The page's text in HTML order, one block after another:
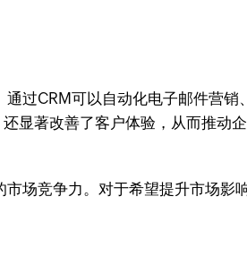
过CRM可以自动化电子邮件营销
显著改善了客户体验，从而推动
场竞争力。对于希望提升市场影